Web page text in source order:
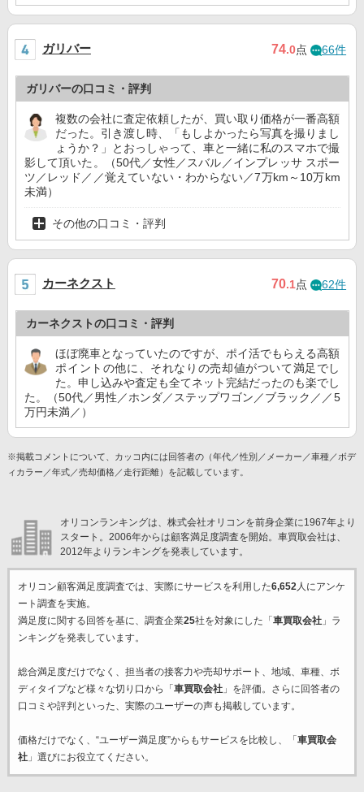
ガリバー 74.0点 66件
ガリバーの口コミ・評判
複数の会社に査定依頼したが、買い取り価格が一番高額
だった。引き渡し時、「もしよかったら写真を撮りまし
ょうか？」とおっしゃって、車と一緒に私のスマホで撮
影して頂いた。（50代／女性／スバル／インプレッサ スポー
ツ／レッド／／覚えていない・わからない／7万km～10万km
未満）
その他の口コミ・評判
カーネクスト 70.1点 62件
カーネクストの口コミ・評判
ほぼ廃車となっていたのですが、ポイ活でもらえる高額
ポイントの他に、それなりの売却値がついて満足でし
た。申し込みや査定も全てネット完結だったのも楽でし
た。（50代／男性／ホンダ／ステップワゴン／ブラック／／5
万円未満／）
※掲載コメントについて、カッコ内には回答者の（年代／性別／メーカー／車種／ボデ
ィカラー／年式／売却価格／走行距離）を記載しています。
オリコンランキングは、株式会社オリコンを前身企業に1967年より
スタート。2006年からは顧客満足度調査を開始。車買取会社は、
2012年よりランキングを発表しています。
オリコン顧客満足度調査では、実際にサービスを利用した6,652人にアンケ
ート調査を実施。
満足度に関する回答を基に、調査企業25社を対象にした「車買取会社」ラ
ンキングを発表しています。
総合満足度だけでなく、担当者の接客力や売却サポート、地域、車種、ボ
ディタイプなど様々な切り口から「車買取会社」を評価。さらに回答者の
口コミや評判といった、実際のユーザーの声も掲載しています。
価格だけでなく、“ユーザー満足度”からもサービスを比較し、「車買取会
社」選びにお役立てください。